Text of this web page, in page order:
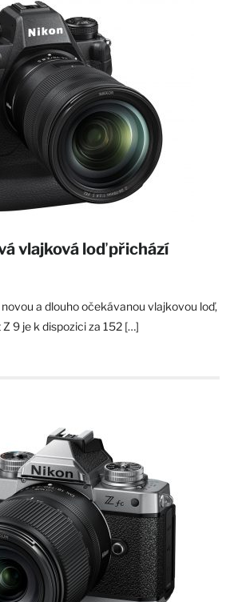
vlajková loď přichází
a dlouho očekávanou vlajkovou loď,
9 je k dispozici za 152 […]